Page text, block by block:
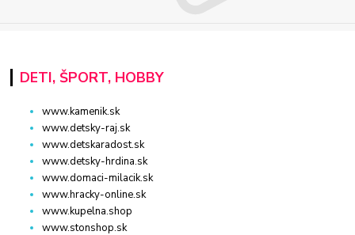
DETI, ŠPORT, HOBBY
www.kamenik.sk
www.detsky-raj.sk
www.detskaradost.sk
www.detsky-hrdina.sk
www.domaci-milacik.sk
www.hracky-online.sk
www.kupelna.shop
www.stonshop.sk